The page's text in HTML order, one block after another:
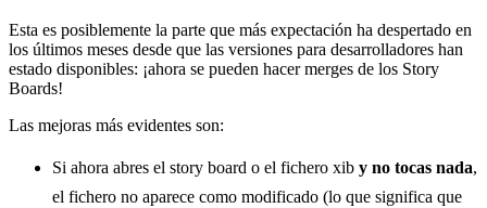
Esta es posiblemente la parte que más expectación ha despertado en
los últimos meses desde que las versiones para desarrolladores han
estado disponibles: ¡ahora se pueden hacer merges de los Story
Boards!
Las mejoras más evidentes son:
Si ahora abres el story board o el fichero xib y no tocas nada,
el fichero no aparece como modificado (lo que significa que